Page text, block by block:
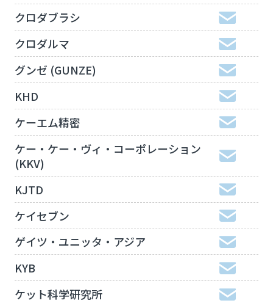
クロダブラシ
クロダルマ
グンゼ (GUNZE)
KHD
ケーエム精密
ケー・ケー・ヴィ・コーポレーション
(KKV)
KJTD
ケイセブン
ゲイツ・ユニッタ・アジア
KYB
ケット科学研究所